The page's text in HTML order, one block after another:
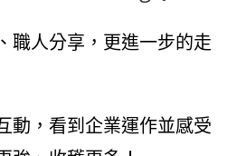
職人分享，更進一步的走
動，看到企業運作並感受